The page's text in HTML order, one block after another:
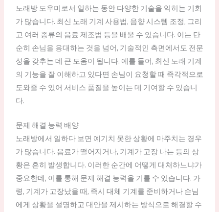
노래방 도우미로서 일하는 동안 다양한 기술을 익히는 기회
가 많습니다. 최신 노래 기계 사용법, 음향 시스템 조정, 그리
고 여러 종류의 음료 제조법 등을 배울 수 있습니다. 이는 단
순히 손님을 응대하는 것을 넘어, 기술적인 측면에서도 전문
성을 갖추는 데 큰 도움이 됩니다. 예를 들어, 최신 노래 기계
의 기능을 잘 이해하고 있다면 손님이 요청할 때 즉각적으로
도와줄 수 있어 서비스 품질을 높이는 데 기여할 수 있습니
다.
문제 해결 능력 배양
노래방에서 일하다 보면 예기치 못한 상황에 마주치는 경우
가 많습니다. 음료가 떨어지거나, 기계가 고장 나는 등의 상
황은 흔히 발생합니다. 이러한 순간에 어떻게 대처하느냐가
중요한데, 이를 통해 문제 해결 능력을 기를 수 있습니다. 가
령, 기계가 고장났을 때, 즉시 대체 기계를 준비하거나 손님
에게 상황을 설명하고 대안을 제시하는 방식으로 해결할 수